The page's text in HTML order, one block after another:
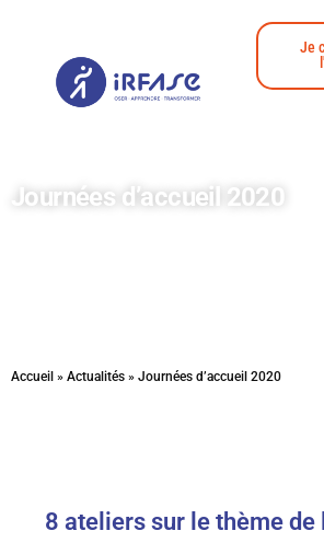
Je
Journées d’accueil 2020
Accueil » Actualités » Journées d’accueil 2020
8 ateliers sur le thème